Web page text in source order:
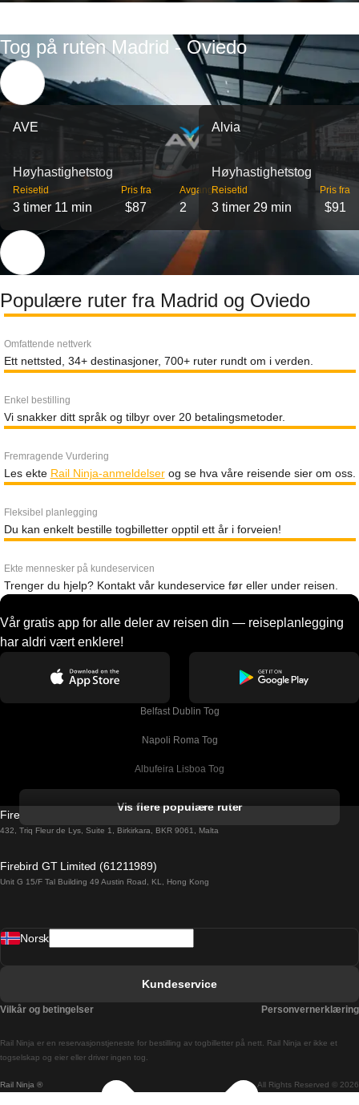
Tog på ruten Madrid - Oviedo
AVE
Høyhastighetstog
Reisetid
3 timer 11 min
Pris fra
$87
Avganger
2
Alvia
Høyhastighetstog
Reisetid
3 timer 29 min
Pris fra
$91
Populære ruter fra Madrid og Oviedo
Omfattende nettverk
Ett nettsted, 34+ destinasjoner, 700+ ruter rundt om i verden.
Enkel bestilling
Vi snakker ditt språk og tilbyr over 20 betalingsmetoder.
Fremragende Vurdering
Les ekte Rail Ninja-anmeldelserog se hva våre reisende sier om oss.
Fleksibel planlegging
Du kan enkelt bestille togbilletter opptil ett år i forveien!
Ekte mennesker på kundeservicen
Trenger du hjelp? Kontakt vår kundeservice før eller under reisen.
Vår gratis app for alle deler av reisen din — reiseplanlegging
har aldri vært enklere!
Belfast Dublin Tog
Napoli Roma Tog
Albufeira Lisboa Tog
Barcelona Madrid Tog
Barcelona Sevilla Tog
Budapest Prague Tog
Vis flere populære ruter
Firebird GT Limited (OC 1451)
432, Triq Fleur de Lys, Suite 1, Birkirkara, BKR 9061, Malta
Firebird GT Limited (61211989)
Unit G 15/F Tal Building 49 Austin Road, KL, Hong Kong
Rail Ninja ® All Rights Reserved © 2026
Rail Ninja er en reservasjons­tjeneste for bestilling av togbilletter på nett. Rail Ninja er ikke et
togselskap og eier eller driver ingen tog.
Norsk
Kundeservice
Vilkår og betingelser Personvernerklæring